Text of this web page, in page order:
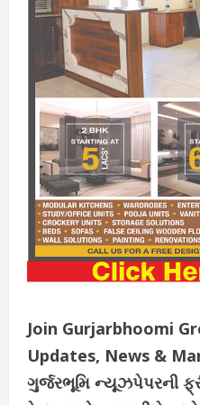
Join Gurjarbhoomi
Updates, News &
ગુર્જરભૂમિ ન્યૂઝપેપરની